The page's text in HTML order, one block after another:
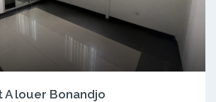
louer Bonandjo